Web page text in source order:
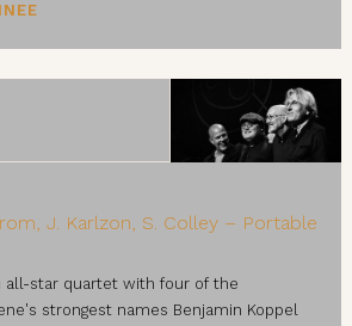
J. Karlzon, S. Colley – Portable
all-star quartet with four of the
strongest names Benjamin Koppel